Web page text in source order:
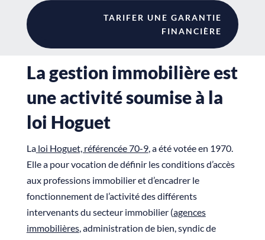
TARIFER UNE GARANTIE
FINANCIÈRE
La gestion immobilière est
une activité soumise à la
loi Hoguet
La loi Hoguet, référencée 70-9, a été votée en 1970.
Elle a pour vocation de définir les conditions d’accès
aux professions immobilier et d’encadrer le
fonctionnement de l’activité des différents
intervenants du secteur immobilier (agences
immobilières, administration de bien, syndic de